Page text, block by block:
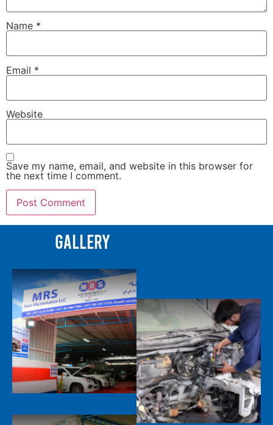
Name *
Email *
Website
Save my name, email, and website in this browser for
the next time I comment.
Gallery